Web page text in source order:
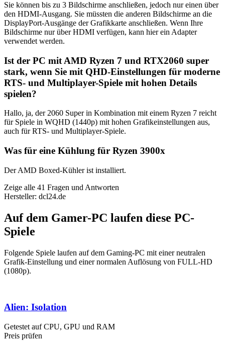
Sie können bis zu 3 Bildschirme anschließen, jedoch nur einen über
den HDMI-Ausgang. Sie müssten die anderen Bildschirme an die
DisplayPort-Ausgänge der Grafikkarte anschließen. Wenn Ihre
Bildschirme nur über HDMI verfügen, kann hier ein Adapter
verwendet werden.
Ist der PC mit AMD Ryzen 7 und RTX2060 super
stark, wenn Sie mit QHD-Einstellungen für moderne
RTS- und Multiplayer-Spiele mit hohen Details
spielen?
Hallo, ja, der 2060 Super in Kombination mit einem Ryzen 7 reicht
für Spiele in WQHD (1440p) mit hohen Grafikeinstellungen aus,
auch für RTS- und Multiplayer-Spiele.
Was für eine Kühlung für Ryzen 3900x
Der AMD Boxed-Kühler ist installiert.
Zeige alle 41 Fragen und Antworten
Hersteller: dcl24.de
Auf dem Gamer-PC laufen diese PC-
Spiele
Folgende Spiele laufen auf dem Gaming-PC mit einer neutralen
Grafik-Einstellung und einer normalen Auflösung von FULL-HD
(1080p).
Alien: Isolation
Getestet auf CPU, GPU und RAM
Preis prüfen